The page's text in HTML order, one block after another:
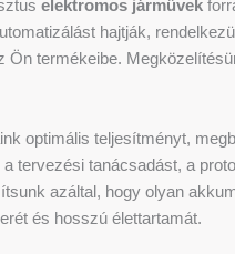
elektromos járművek
hajtják,
Ön termékeibe.
optimális teljesítményt,
tervezési tanácsadást, a
azáltal, hogy olyan
és hosszú élettartamát.